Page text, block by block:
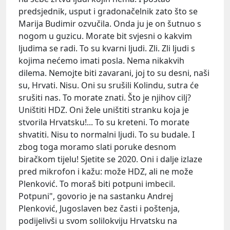
predsjednik, usput i gradonačelnik zato što se
Marija Budimir ozvučila. Onda ju je on šutnuo s
nogom u guzicu. Morate bit svjesni o kakvim
ljudima se radi. To su kvarni ljudi. Zli. Zli ljudi s
kojima nećemo imati posla. Nema nikakvih
dilema. Nemojte biti zavarani, joj to su desni, naši
su, Hrvati. Nisu. Oni su srušili Kolindu, sutra će
srušiti nas. To morate znati. Što je njihov cilj?
Uništiti HDZ. Oni žele uništiti stranku koja je
stvorila Hrvatsku!... To su kreteni. To morate
shvatiti. Nisu to normalni ljudi. To su budale. I
zbog toga moramo slati poruke desnom
biračkom tijelu! Sjetite se 2020. Oni i dalje izlaze
pred mikrofon i kažu: može HDZ, ali ne može
Plenković. To moraš biti potpuni imbecil.
Potpuni", govorio je na sastanku Andrej
Plenković, Jugoslaven bez časti i poštenja,
podijelivši u svom solilokviju Hrvatsku na